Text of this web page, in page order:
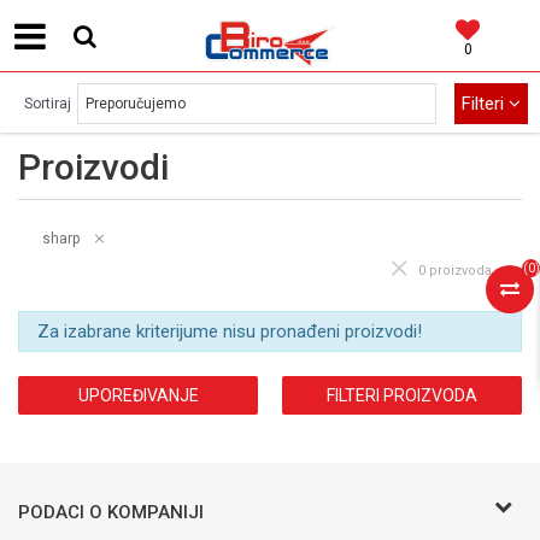
0
(0)
Proizvodi
Sortiraj Filteri
sharp
0 proizvoda
Za izabrane kriterijume nisu pronađeni proizvodi!
UPOREĐIVANJE FILTERI PROIZVODA
PODACI O KOMPANIJI